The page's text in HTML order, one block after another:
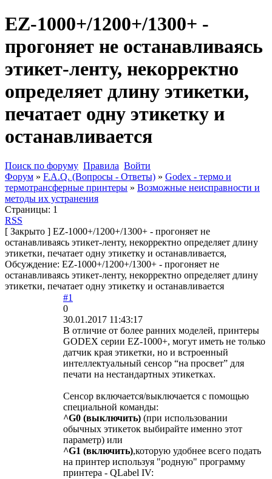
EZ-1000+/1200+/1300+ -
прогоняет не останавливаясь
этикет-ленту, некорректно
определяет длину этикетки,
печатает одну этикетку и
останавливается
Поиск по форуму Правила Войти
Форум » F.A.Q. (Вопросы - Ответы) » Godex - термо и
термотрансферные принтеры » Возможные неисправности и
методы их устранения
Страницы: 1
RSS
[ Закрыто ] EZ-1000+/1200+/1300+ - прогоняет не
останавливаясь этикет-ленту, некорректно определяет длину
этикетки, печатает одну этикетку и останавливается,
Обсуждение: EZ-1000+/1200+/1300+ - прогоняет не
останавливаясь этикет-ленту, некорректно определяет длину
этикетки, печатает одну этикетку и останавливается
#1
0
30.01.2017 11:43:17
В отличие от более ранних моделей, принтеры
GODEX серии EZ-1000+, могут иметь не только
датчик края этикетки, но и встроенный
интеллектуальный сенсор “на просвет” для
печати на нестандартных этикетках.
Сенсор включается/выключается с помощью
специальной команды:
^G0 (выключить) (при использовании
обычных этикеток выбирайте именно этот
параметр) или
^G1 (включить),которую удобнее всего подать
на принтер используя "родную" программу
принтера - QLabel IV: